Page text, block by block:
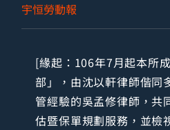
宇恒勞動報
[緣起：106年7月起本所
部」，由沈以軒律師偕同
管經驗的吳孟修律師，共
估暨保單規劃服務，並檢